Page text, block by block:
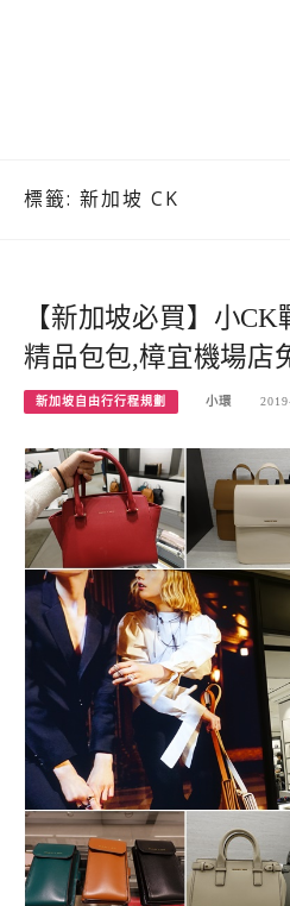
標籤: 新加坡 CK
【新加坡必買】小
精品包包,樟宜機場店
新加坡自由行行程規劃 小環